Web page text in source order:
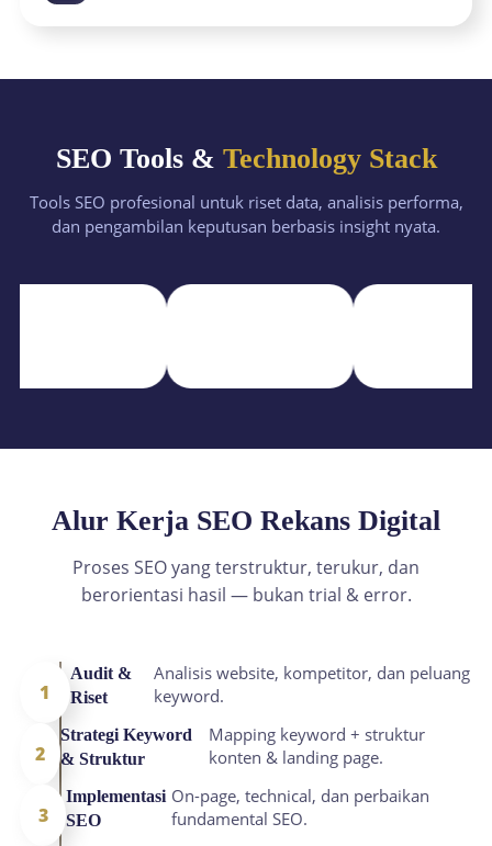
SEO Tools & Technology Stack
Tools SEO profesional untuk riset data, analisis performa,
dan pengambilan keputusan berbasis insight nyata.
Alur Kerja SEO Rekans Digital
Proses SEO yang terstruktur, terukur, dan
berorientasi hasil — bukan trial & error.
1
Audit &
Riset
Analisis website, kompetitor, dan peluang
keyword.
2
Strategi Keyword
& Struktur
Mapping keyword + struktur
konten & landing page.
3
Implementasi
SEO
On-page, technical, dan perbaikan
fundamental SEO.